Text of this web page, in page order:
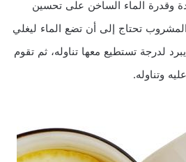
وقدرة الماء الساخن على تحسين
تحتاج إلى أن تضع الماء ليغلي
لدرجة تستطيع معها تناوله، ثم تقوم
وتناوله.